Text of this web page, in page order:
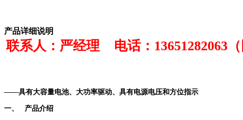
产品详细说明
联系人：严经理 电话：13651282063（
——具有大容量电池、大功率驱动、 具有电源电压和方位指示
一、 产品介绍